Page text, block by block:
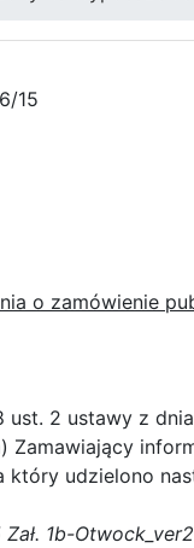
15
o zamówienie
ust. 2 ustawy z
Zamawiający
który udzielono
1b-